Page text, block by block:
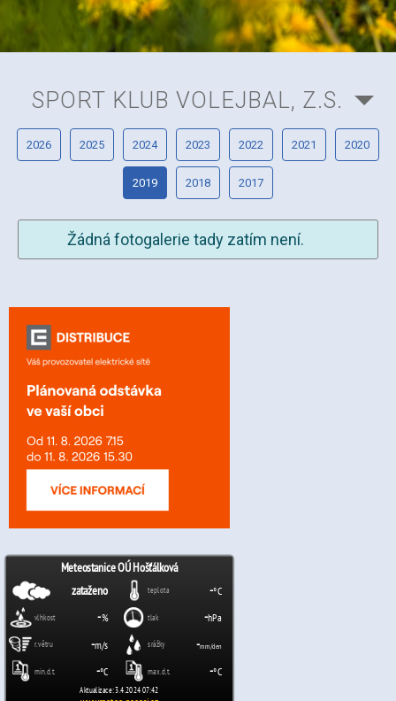
SPORT KLUB VOLEJBAL, Z.S.
2026 2025 2024 2023 2022 2021 2020
2019 2018 2017
Žádná fotogalerie tady zatím není.